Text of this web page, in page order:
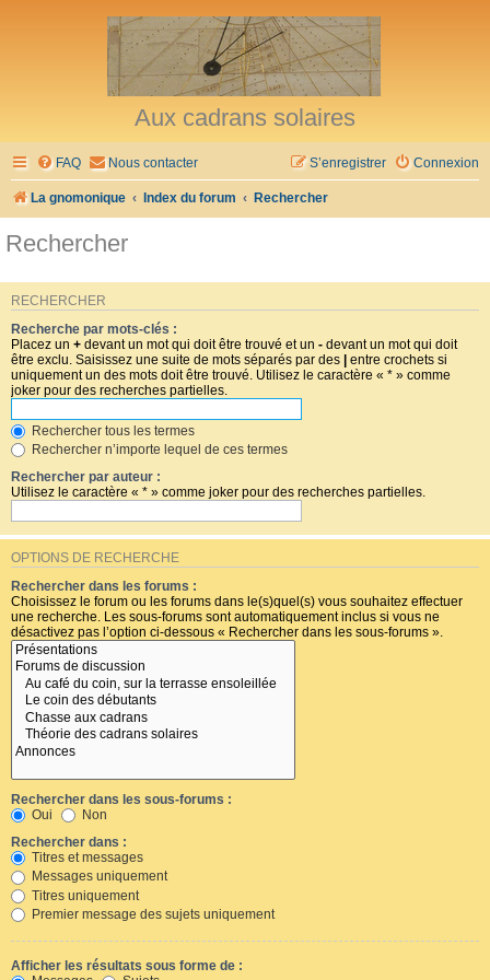
Aux cadrans solaires
FAQ Nous contacter Connexion
S’enregistrer
La gnomonique Index du forum Rechercher
Rechercher
RECHERCHER
Recherche par mots-clés :
Placez un + devant un mot qui doit être trouvé et un - devant un mot qui doit
être exclu. Saisissez une suite de mots séparés par des | entre crochets si
uniquement un des mots doit être trouvé. Utilisez le caractère « * » comme
joker pour des recherches partielles.
Rechercher tous les termes
Rechercher n’importe lequel de ces termes
Rechercher par auteur :
Utilisez le caractère « * » comme joker pour des recherches partielles.
OPTIONS DE RECHERCHE
Rechercher dans les forums :
Choisissez le forum ou les forums dans le(s)quel(s) vous souhaitez effectuer
une recherche. Les sous-forums sont automatiquement inclus si vous ne
désactivez pas l’option ci-dessous « Rechercher dans les sous-forums ».
Rechercher dans les sous-forums :
Oui
Non
Rechercher dans :
Titres et messages
Messages uniquement
Titres uniquement
Premier message des sujets uniquement
Afficher les résultats sous forme de :